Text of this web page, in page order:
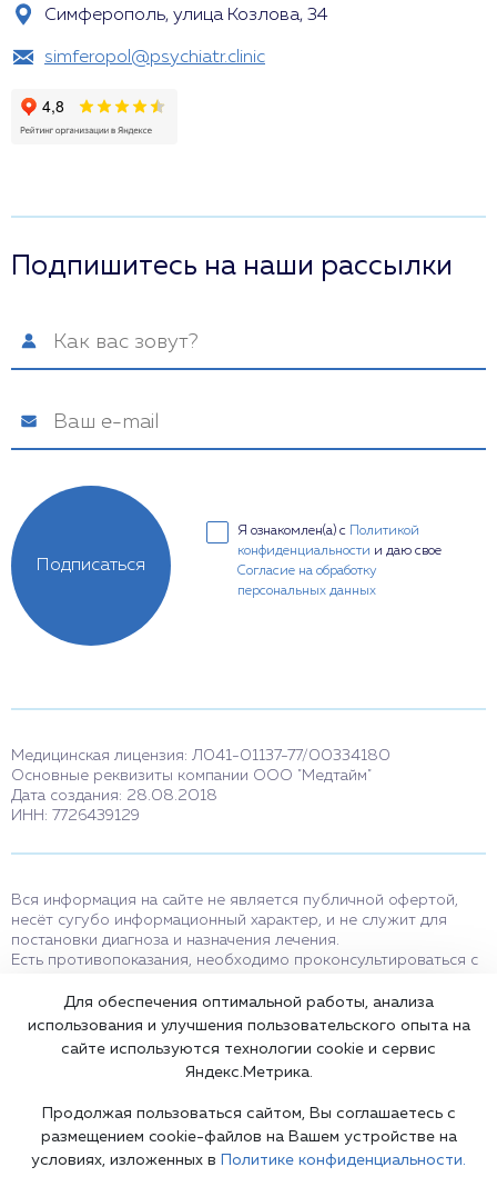
Симферополь, улица Козлова, 34
simferopol@psychiatr.clinic
Подпишитесь на наши рассылки
Я ознакомлен(а) с
Политикой
конфиденциальности и даю свое
Согласие на обработку
персональных данных
Подписаться
Медицинская лицензия: Л041-01137-77/00334180
Основные реквизиты компании ООО "Медтайм"
Дата создания: 28.08.2018
ИНН: 7726439129
Вся информация на сайте не является публичной офертой,
несёт сугубо информационный характер, и не служит для
постановки диагноза и назначения лечения.
Есть противопоказания, необходимо проконсультироваться с
мессенджерам и в соцсетях носят исключительно
информационный характер и не являются медицинскими
услугами.
Оставаясь на сайте вы соглашаетесь на использование cookies.
Карта сайта
Для обеспечения оптимальной работы, анализа
использования и улучшения пользовательского опыта на
сайте используются технологии cookie и сервис
Яндекс.Метрика.
Продолжая пользоваться сайтом, Вы соглашаетесь с
размещением cookie-файлов на Вашем устройстве на
условиях, изложенных в
Политике конфиденциальности.